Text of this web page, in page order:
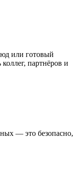
или готовый
партнёров и
— это безопасно,